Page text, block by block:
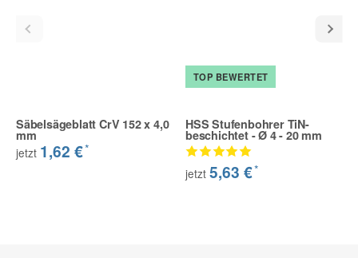
Säbelsägeblatt CrV 152 x 4,0
mm
jetzt 1,62 €*
TOP BEWERTET
HSS Stufenbohrer TiN-
beschichtet - Ø 4 - 20 mm
jetzt 5,63 €*